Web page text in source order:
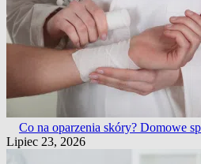
Co na oparzenia skóry? Domowe
Lipiec 23, 2026